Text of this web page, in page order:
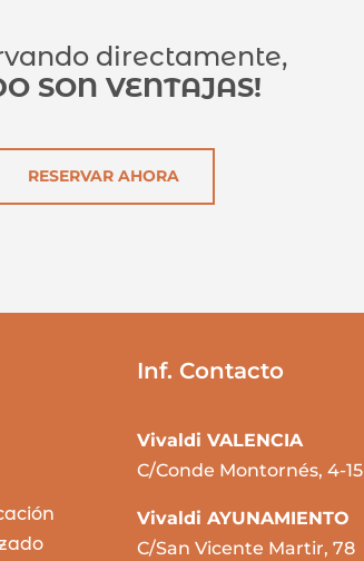
directamente,
SON VENTAJAS!
RESERVAR AHORA
Inf. Contacto
Vivaldi VALENCIA
C/Conde Montornés, 4-15
Vivaldi AYUNAMIENTO
C/San Vicente Martir, 78